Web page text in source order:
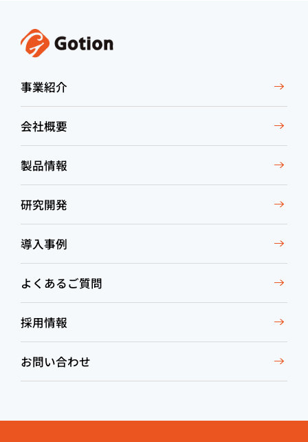
事業紹介
会社概要
製品情報
研究開発
導入事例
よくあるご質問
採用情報
お問い合わせ